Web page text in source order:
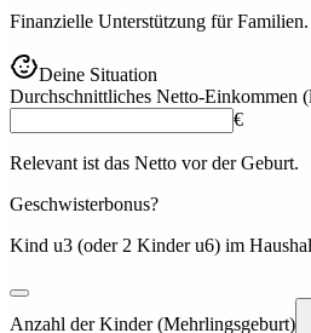
Finanzielle Unterstützung für
Deine Situation
Durchschnittliches Netto-Einkommen
€
Relevant ist das Netto vor der Geburt.
Geschwisterbonus?
Kind u3 (oder 2 Kinder u6) im
Anzahl der Kinder (Mehrlingsgeburt)